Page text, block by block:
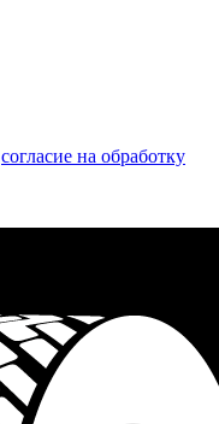
согласие на обработку